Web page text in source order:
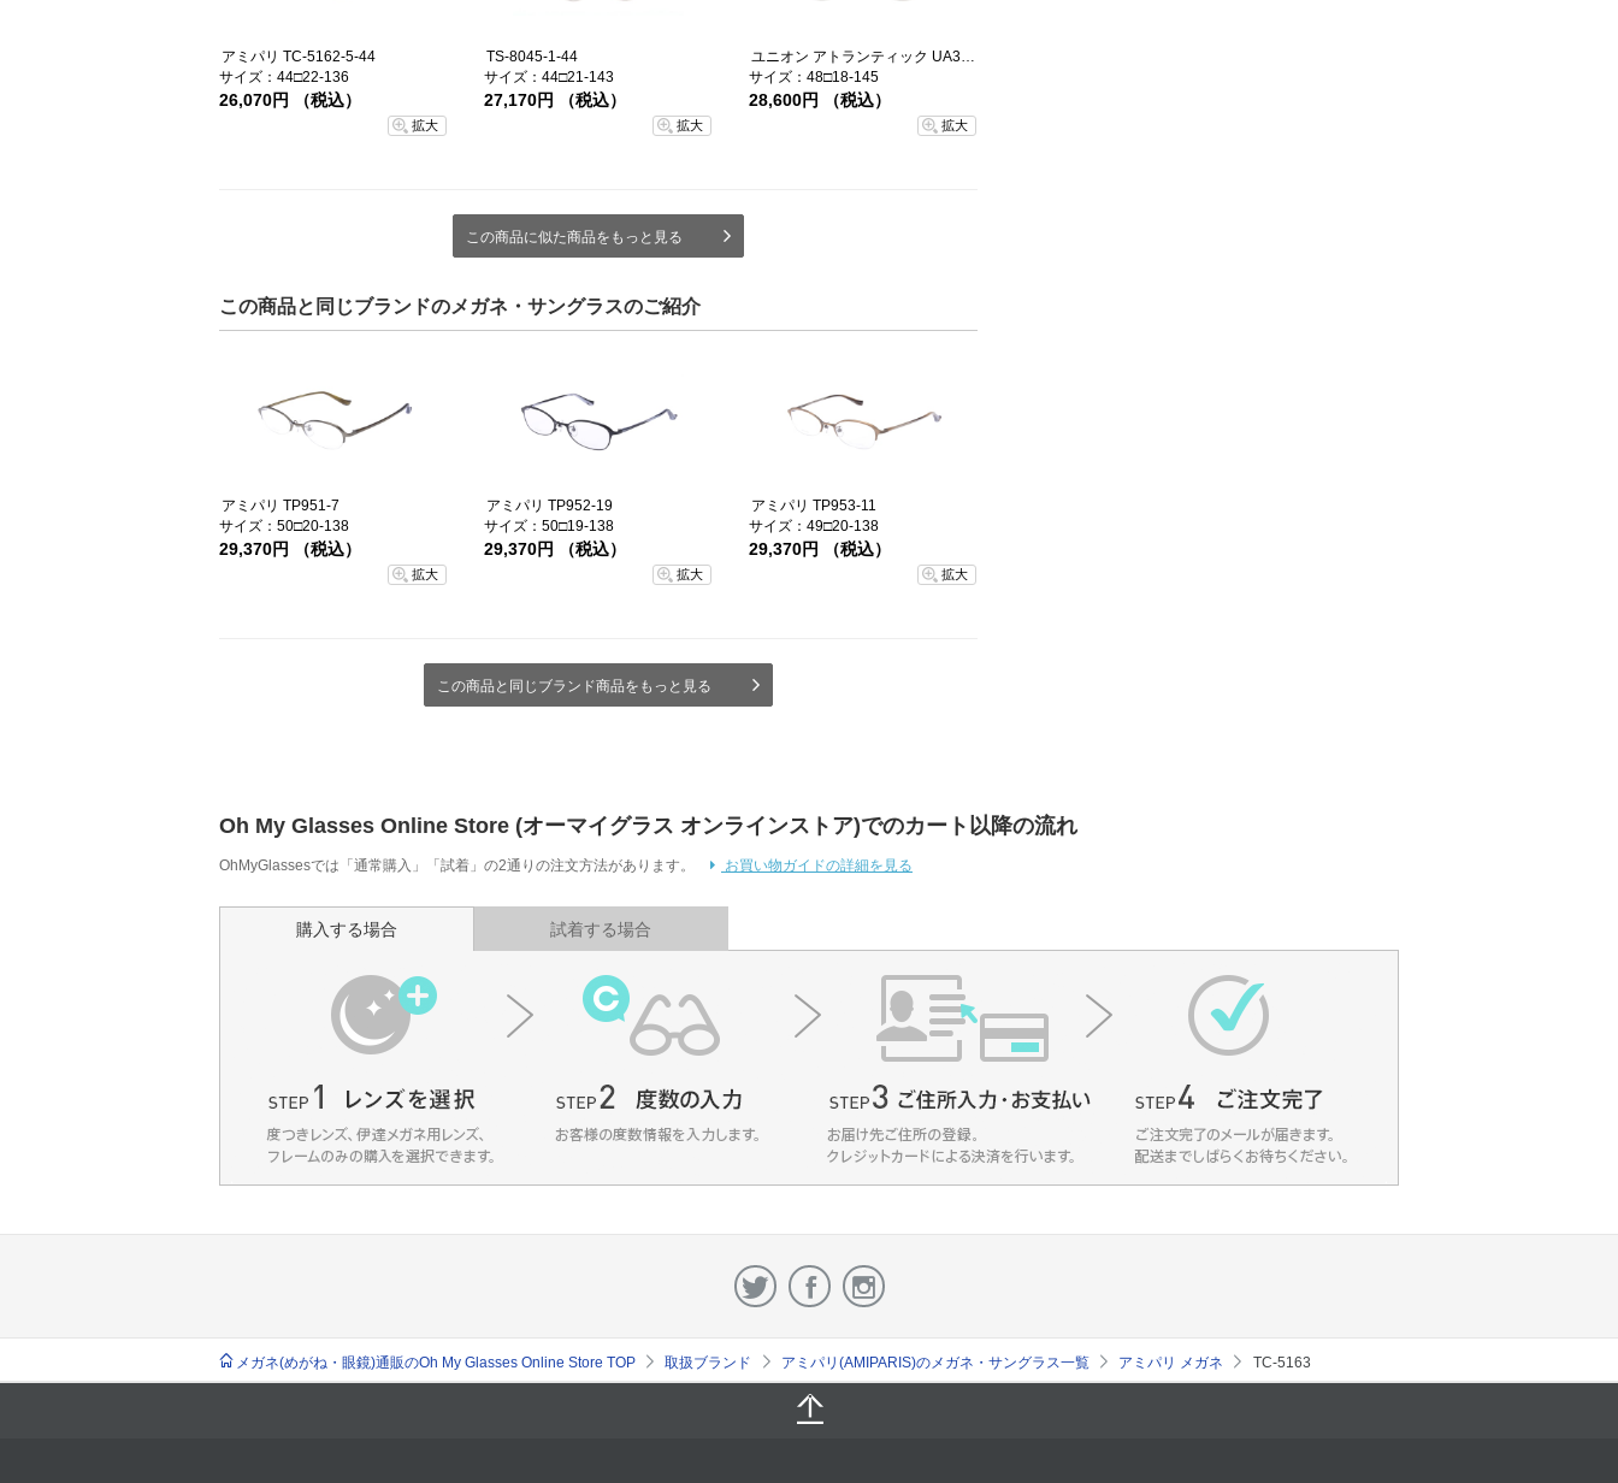
アミパリ TC-5162-5-44
サイズ：44□22-136
26,070円 （税込）
拡大
TS-8045-1-44
サイズ：44□21-143
27,170円 （税込）
拡大
ユニオン アトランティック UA3614-12-48
サイズ：48□18-145
28,600円 （税込）
拡大
この商品に似た商品をもっと見る
この商品と同じブランドのメガネ・サングラスのご紹介
アミパリ TP951-7
サイズ：50□20-138
29,370円 （税込）
拡大
アミパリ TP952-19
サイズ：50□19-138
29,370円 （税込）
拡大
アミパリ TP953-11
サイズ：49□20-138
29,370円 （税込）
拡大
この商品と同じブランド商品をもっと見る
Oh My Glasses Online Store (オーマイグラス オンラインストア)でのカート以降の流れ
OhMyGlassesでは「通常購入」「試着」の2通りの注文方法があります。 お買い物ガイドの詳細を見る
購入する場合 試着する場合
メガネ(めがね・眼鏡)通販のOh My Glasses Online Store TOP 取扱ブランド アミパリ(AMIPARIS)のメガネ・サングラス一覧 アミパリ メガネ TC-5163